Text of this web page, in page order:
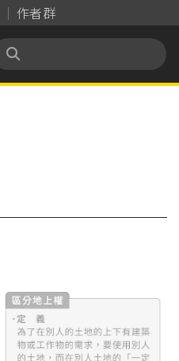
作者群